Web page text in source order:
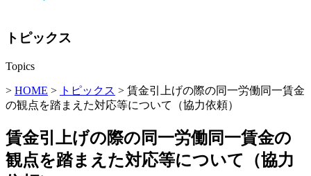
トピックス
Topics
> HOME > トピックス > 賃金引上げの際の同一労働同一賃金
の観点を踏まえた対応等について（協力依頼）
賃金引上げの際の同一労働同一賃金の
観点を踏まえた対応等について（協力